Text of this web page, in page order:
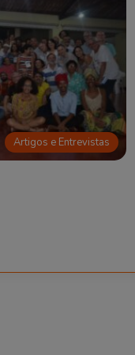
Artigos e Entrevistas